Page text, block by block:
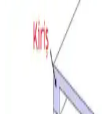
Duşta siyah küf
temizlikle giderilebilir.
gereklidir. Düzenli
Garaj Duvarları ve
Estetik ve
Garaj duvarları ve
ve dayanıklı olmasını
ile garajınız daha